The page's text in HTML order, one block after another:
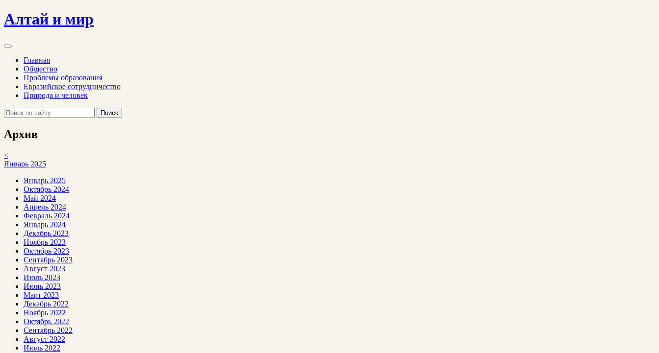
Алтай и мир
Главная
Общество
Проблемы образования
Евразийское сотрудничество
Природа и человек
Поиск
Архив
<
Январь 2025
Январь 2025
Октябрь 2024
Май 2024
Апрель 2024
Февраль 2024
Январь 2024
Декабрь 2023
Ноябрь 2023
Октябрь 2023
Сентябрь 2023
Август 2023
Июль 2023
Июнь 2023
Март 2023
Декабрь 2022
Ноябрь 2022
Октябрь 2022
Сентябрь 2022
Август 2022
Июль 2022